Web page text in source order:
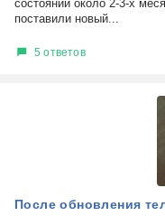
состоянии около 2-3-х
поставили новый...
5 ответов
После обновления